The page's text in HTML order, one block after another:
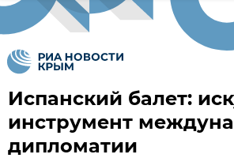
Испанский балет:
инструмент
дипломатии